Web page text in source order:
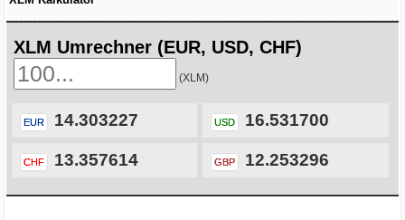
XLM Umrechner (EUR, USD, CHF)
(XLM)
EUR 14.303227 USD 16.531700
CHF 13.357614 GBP 12.253296